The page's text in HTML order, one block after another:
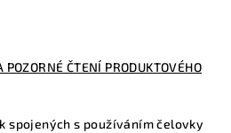
ČTENÍ PRODUKTOVÉHO
spojených s používáním čelovky